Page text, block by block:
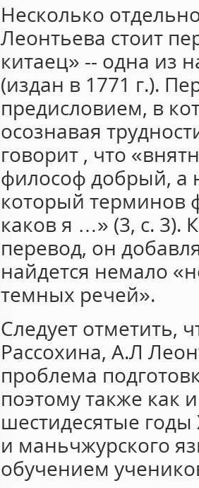
Несколько
Леонтьева стоит
китаец» -- одна из
(издан в 1771 г.).
предисловием, в
осознавая
говорит , что
философ добрый, а
который терминов
каков я …» (3, с. 3).
перевод, он
найдется немало
темных речей».
Следует отметить,
Рассохина, А.Л
проблема
поэтому также как
шестидесятые годы
и маньчжурского
обучением